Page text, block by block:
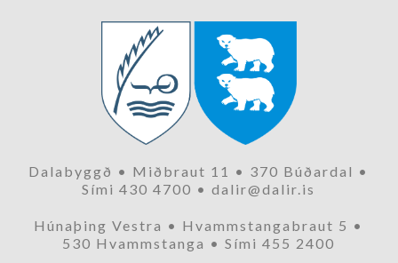
Dalabyggð • Miðbraut 11 • 370 Búðardal •
Sími 430 4700 • dalir@dalir.is
Húnaþing Vestra • Hvammstangabraut 5 •
530 Hvammstanga • Sími 455 2400